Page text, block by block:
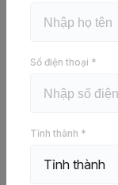
Số điện thoại *
Tỉnh thành *
phân chia